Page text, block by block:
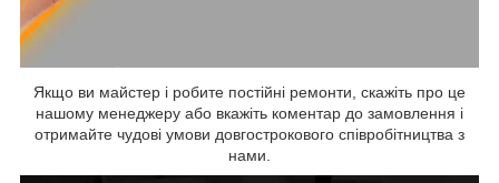
Якщо ви майстер і робите постійні ремонти, скажіть про це
нашому менеджеру або вкажіть коментар до замовлення і
отримайте чудові умови довгострокового співробітництва з
нами.